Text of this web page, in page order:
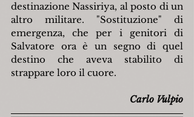
destinazione Nassiriya, al posto di un
altro militare. "Sostituzione" di
emergenza, che per i genitori di
Salvatore ora è un segno di quel
destino che aveva stabilito di
strappare loro il cuore.
Carlo Vulpio